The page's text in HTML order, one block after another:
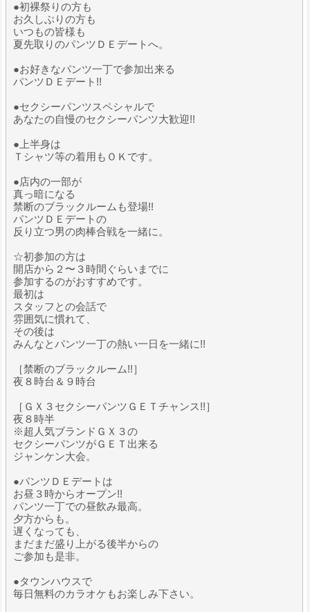
●初裸祭りの方も
お久しぶりの方も
いつもの皆様も
夏先取りのパンツＤＥデートへ。
●お好きなパンツ一丁で参加出来る
パンツＤＥデート!!
●セクシーパンツスペシャルで
あなたの自慢のセクシーパンツ大歓迎!!
●上半身は
Ｔシャツ等の着用もＯＫです。
●店内の一部が
真っ暗になる
禁断のブラックルームも登場!!
パンツＤＥデートの
反り立つ男の肉棒合戦を一緒に。
☆初参加の方は
開店から２〜３時間ぐらいまでに
参加するのがおすすめです。
最初は
スタッフとの会話で
雰囲気に慣れて、
その後は
みんなとパンツ一丁の熱い一日を一緒に!!
［禁断のブラックルーム!!］
夜８時台＆９時台
［ＧＸ３セクシーパンツＧＥＴチャンス!!］
夜８時半
※超人気ブランドＧＸ３の
セクシーパンツがＧＥＴ出来る
ジャンケン大会。
●パンツＤＥデートは
お昼３時からオープン!!
パンツ一丁での昼飲み最高。
夕方からも。
遅くなっても、
まだまだ盛り上がる後半からの
ご参加も是非。
●タウンハウスで
毎日無料のカラオケもお楽しみ下さい。